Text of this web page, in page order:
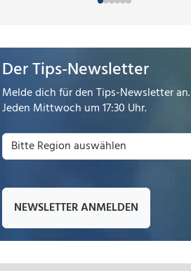
Der Tips-Newsletter
Melde dich für den Tips-Newsletter an.
Jeden Mittwoch um 17:30 Uhr.
NEWSLETTER ANMELDEN